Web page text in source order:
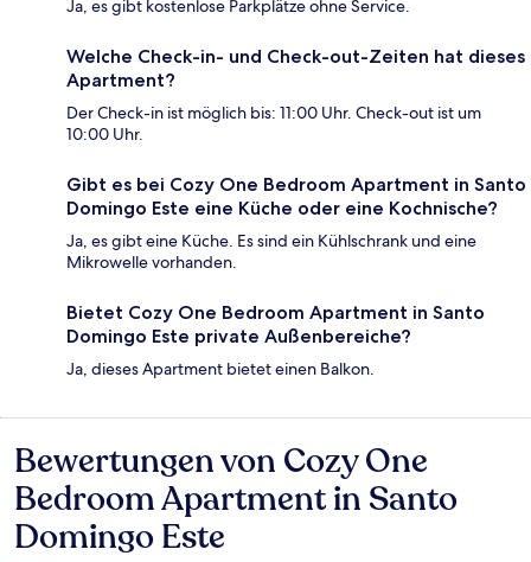
Ja, es gibt kostenlose Parkplätze ohne Service.
Welche Check-in- und Check-out-Zeiten hat dieses
Apartment?
Der Check-in ist möglich bis: 11:00 Uhr. Check-out ist um
10:00 Uhr.
Gibt es bei Cozy One Bedroom Apartment in Santo
Domingo Este eine Küche oder eine Kochnische?
Ja, es gibt eine Küche. Es sind ein Kühlschrank und eine
Mikrowelle vorhanden.
Bietet Cozy One Bedroom Apartment in Santo
Domingo Este private Außenbereiche?
Ja, dieses Apartment bietet einen Balkon.
Bewertungen
Bewertungen von Cozy One
Bedroom Apartment in Santo
Domingo Este